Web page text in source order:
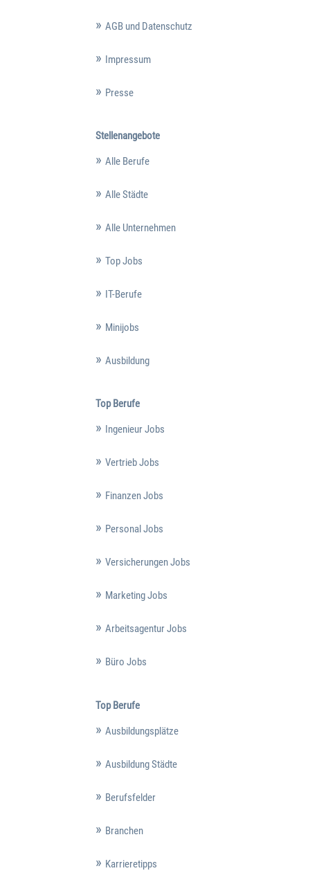
AGB und Datenschutz
Impressum
Presse
Stellenangebote
Alle Berufe
Alle Städte
Alle Unternehmen
Top Jobs
IT-Berufe
Minijobs
Ausbildung
Top Berufe
Ingenieur Jobs
Vertrieb Jobs
Finanzen Jobs
Personal Jobs
Versicherungen Jobs
Marketing Jobs
Arbeitsagentur Jobs
Büro Jobs
Top Berufe
Ausbildungsplätze
Ausbildung Städte
Berufsfelder
Branchen
Karrieretipps